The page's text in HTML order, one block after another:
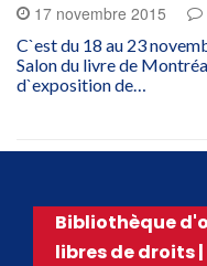
17 novembre 2015
C`est du 18 au 23
Salon du livre de
d`exposition de…
Bibliothèque
libres de droits